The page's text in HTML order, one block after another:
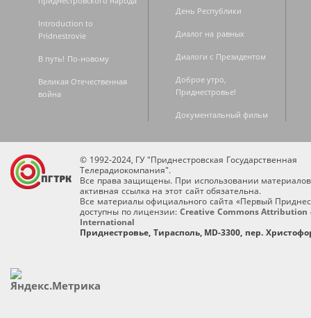
Introduction to
Pridnestrovie
В путь! По-новому
Великая Отечественная
война
День Республики
Диалог на равных
Диалоги с Президентом
Доброе утро,
Приднестровье!
Документальный фильм
© 1992-2024, ГУ "Приднестровская Государственная
Телерадиокомпания".
Все права защищены. При использовании
активная ссылка на этот сайт обязательна.
Все материалы официального сайта «Первый
доступны по лицензии: Creative Commons Attribution
International
Приднестровье, Тирасполь, MD-3300, пер.